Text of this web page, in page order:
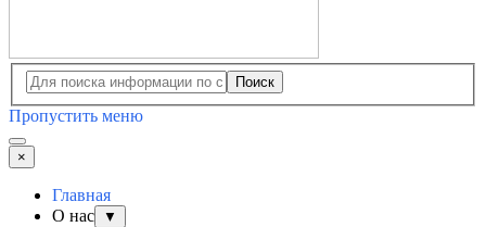
Поиск
Пропустить меню
×
Главная
О нас
▼